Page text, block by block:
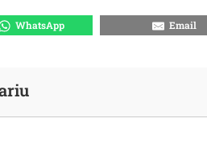
WhatsApp Email